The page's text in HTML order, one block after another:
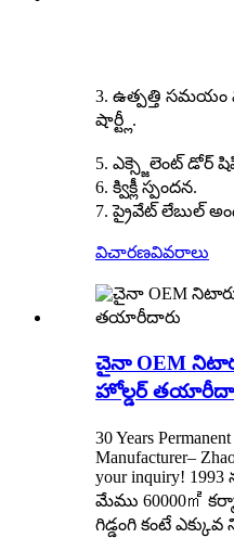
3. ఉత్పత్తి
షార్ట్లీ.
5. ఎక్స్జెలెంట్ డోర్
6. క్విక్లీ స్పందన.
7. ప్రైవేట్ లేబుల్
విచారణవివరాలు
చైనా OEM
హోల్డర్
30 Years
Manufacturer–
your inquiry!
మేము 60000㎡
గిడ్డంగి కంటే